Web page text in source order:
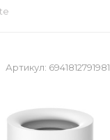
Артикул: 6941812791981